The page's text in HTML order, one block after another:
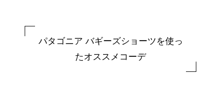
パタゴニア バギーズショーツを使っ
たオススメコーデ